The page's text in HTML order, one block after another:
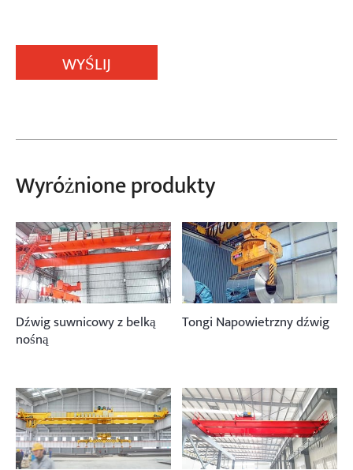
WYŚLIJ
Wyróżnione produkty
Dźwig suwnicowy z belką
nośną
Tongi Napowietrzny dźwig